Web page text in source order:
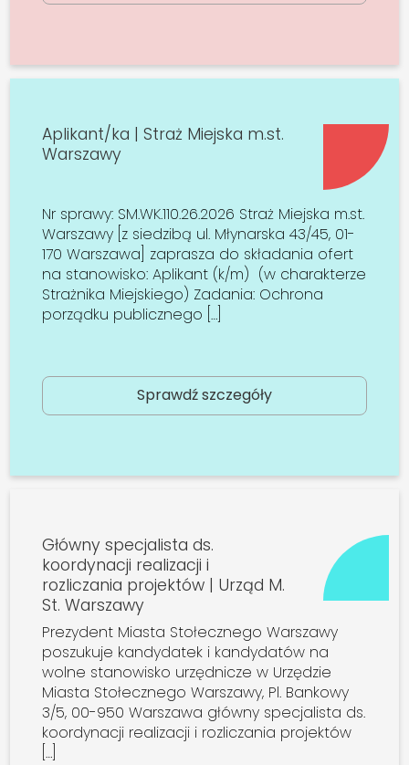
Aplikant/ka | Straż Miejska m.st.
Warszawy
Nr sprawy: SM.WK.110.26.2026 Straż Miejska m.st.
Warszawy [z siedzibą ul. Młynarska 43/45, 01-
170 Warszawa] zaprasza do składania ofert
na stanowisko: Aplikant (k/m) (w charakterze
Strażnika Miejskiego) Zadania: Ochrona
porządku publicznego […]
Sprawdź szczegóły
Główny specjalista ds.
koordynacji realizacji i
rozliczania projektów | Urząd M.
St. Warszawy
Prezydent Miasta Stołecznego Warszawy
poszukuje kandydatek i kandydatów na
wolne stanowisko urzędnicze w Urzędzie
Miasta Stołecznego Warszawy, Pl. Bankowy
3/5, 00-950 Warszawa główny specjalista ds.
koordynacji realizacji i rozliczania projektów
[…]